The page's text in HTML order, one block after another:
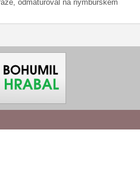
odmaturoval na nymburském